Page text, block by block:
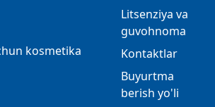
kosmetika
Litsenziya va
guvohnoma
Kontaktlar
Buyurtma
berish yo'li